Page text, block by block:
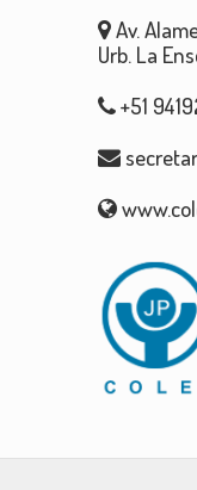
Av.
Urb. La
+51